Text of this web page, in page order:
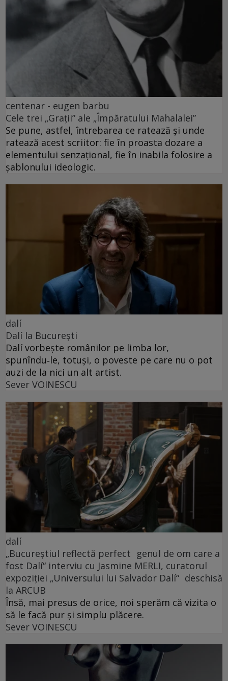
centenar - eugen barbu
Cele trei „Grații” ale „Împăratului Mahalalei”
Se pune, astfel, întrebarea ce ratează și unde
ratează acest scriitor: fie în proasta dozare a
elementului senzațional, fie în inabila folosire a
șablonului ideologic.
dalí
Dalí la București
Dalí vorbește românilor pe limba lor,
spunîndu‑le, totuși, o poveste pe care nu o pot
auzi de la nici un alt artist.
Sever VOINESCU
dalí
„Bucureștiul reflectă perfect genul de om care a
fost Dalí“ interviu cu Jasmine MERLI, curatorul
expoziției „Universului lui Salvador Dalí“ deschisă
la ARCUB
Însă, mai presus de orice, noi sperăm că vizita o
să le facă pur și simplu plăcere.
Sever VOINESCU